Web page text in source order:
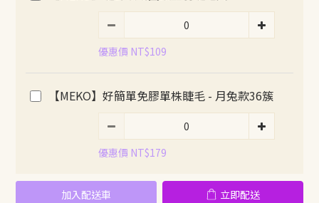
優惠價 NT$109
【MEKO】好簡單免膠單株睫毛 - 月兔款36簇
優惠價 NT$179
加入配送車 立即配送